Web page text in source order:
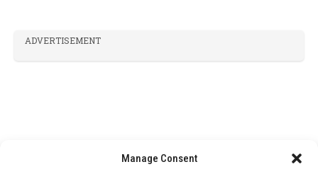
Manage Consent
ADVERTISEMENT